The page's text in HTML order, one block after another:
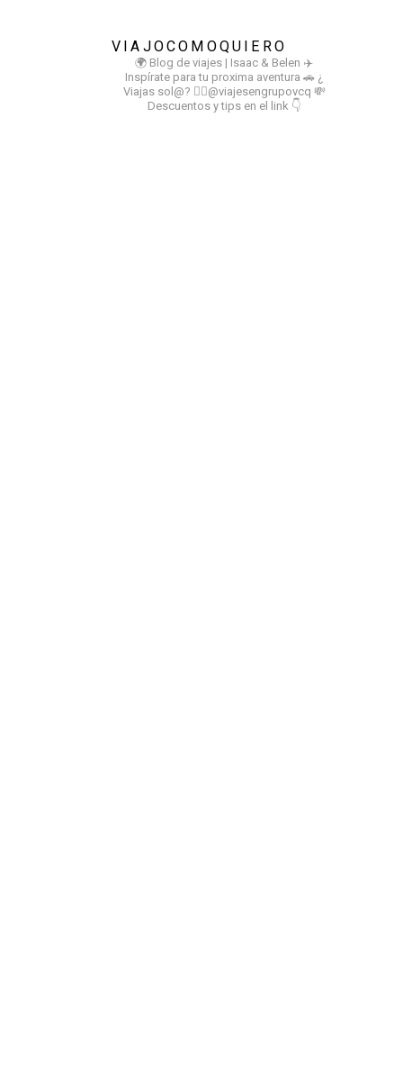
VIAJOCOMOQUIERO
🌍 Blog de viajes | Isaac & Belen ✈️
Inspírate para tu proxima aventura 🚗 ¿
Viajas sol@? 👉🏻@viajesengrupovcq 💸
Descuentos y tips en el link 👇